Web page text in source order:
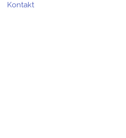
Kontakt